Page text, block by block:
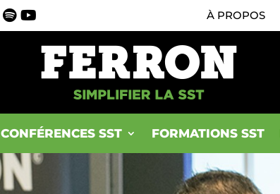
À PROPOS
CONFÉRENCES SST FORMATIONS SST